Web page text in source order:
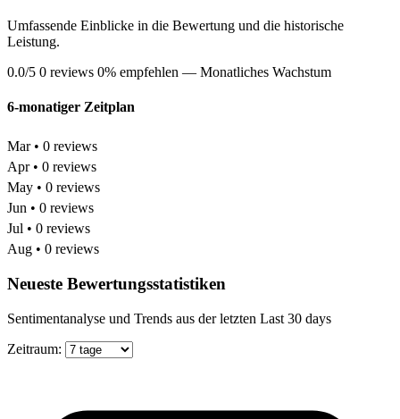
Umfassende Einblicke in die Bewertung und die historische
Leistung.
0.0/5 0 reviews 0% empfehlen — Monatliches Wachstum
6-monatiger Zeitplan
Mar • 0 reviews
Apr • 0 reviews
May • 0 reviews
Jun • 0 reviews
Jul • 0 reviews
Aug • 0 reviews
Neueste Bewertungsstatistiken
Sentimentanalyse und Trends aus der letzten Last 30 days
Zeitraum: